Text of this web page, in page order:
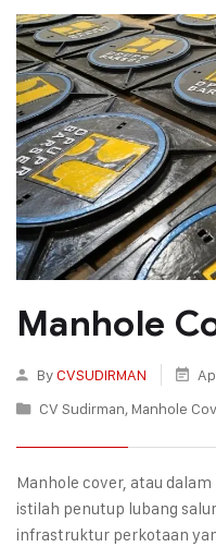
Manhole
ByCVSUDIRMAN
CV Sudirman, Manhole
Manhole cover, atau
istilah penutup lubang
infrastruktur perkotaan